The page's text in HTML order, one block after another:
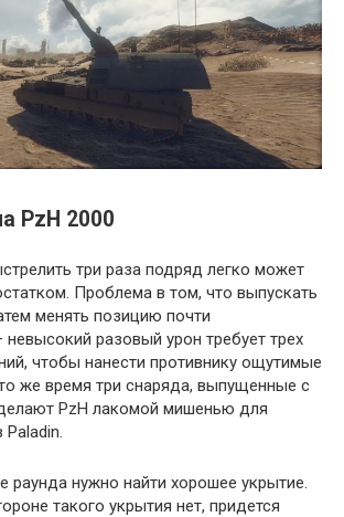
PzH 2000
три раза подряд легко может
Проблема в том, что выпускать
менять позицию почти
разовый урон требует трех
чтобы нанести противнику ощутимые
же время три снаряда, выпущенные с
PzH лакомой мишенью для
раунда нужно найти хорошее укрытие.
такого укрытия нет, придется